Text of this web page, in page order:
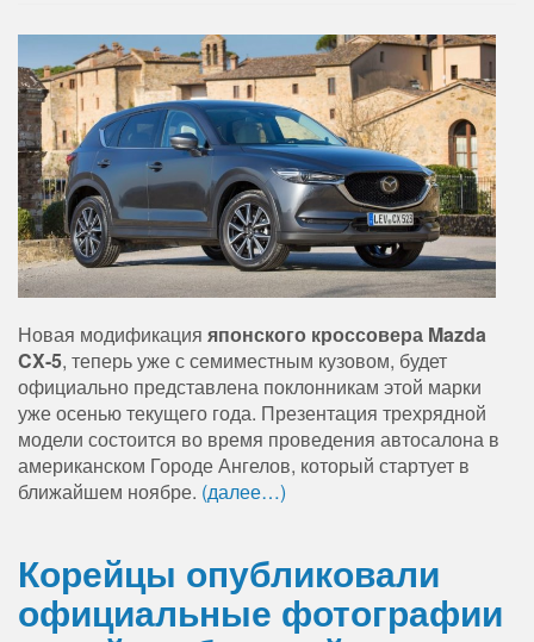
Новая модификация японского кроссовера Mazda
CX-5, теперь уже с семиместным кузовом, будет
официально представлена поклонникам этой марки
уже осенью текущего года. Презентация трехрядной
модели состоится во время проведения автосалона в
американском Городе Ангелов, который стартует в
ближайшем ноябре. (далее…)
Корейцы опубликовали
официальные фотографии